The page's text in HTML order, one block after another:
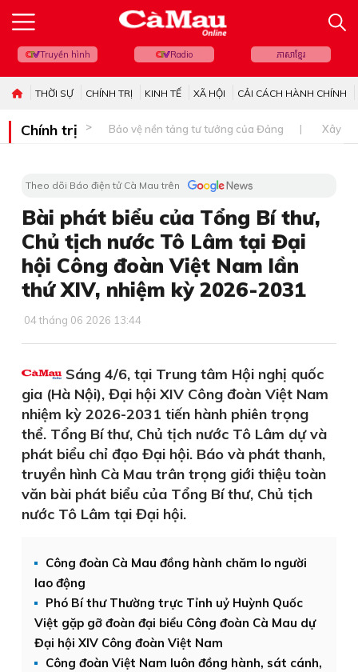
Truyền hình Radio ភាសាខ្មែរ
THỜI SỰ CHÍNH TRỊ KINH TẾ XÃ HỘI CẢI CÁCH HÀNH CHÍNH
Chính trị Bảo vệ nền tảng tư tưởng của Đảng Xây
Theo dõi Báo điện tử Cà Mau trên
Bài phát biểu của Tổng Bí thư,
Chủ tịch nước Tô Lâm tại Đại
hội Công đoàn Việt Nam lần
thứ XIV, nhiệm kỳ 2026-2031
04 tháng 06 2026 13:44
Sáng 4/6, tại Trung tâm Hội nghị quốc
gia (Hà Nội), Đại hội XIV Công đoàn Việt Nam
nhiệm kỳ 2026-2031 tiến hành phiên trọng
thể. Tổng Bí thư, Chủ tịch nước Tô Lâm dự và
phát biểu chỉ đạo Đại hội. Báo và phát thanh,
truyền hình Cà Mau trân trọng giới thiệu toàn
văn bài phát biểu của Tổng Bí thư, Chủ tịch
nước Tô Lâm tại Đại hội.
Công đoàn Cà Mau đồng hành chăm lo người
lao động
Phó Bí thư Thường trực Tỉnh uỷ Huỳnh Quốc
Việt gặp gỡ đoàn đại biểu Công đoàn Cà Mau dự
Đại hội XIV Công đoàn Việt Nam
Công đoàn Việt Nam luôn đồng hành, sát cánh,